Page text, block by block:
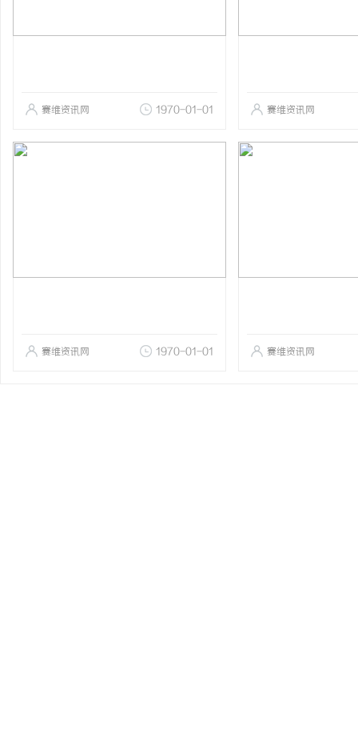
赛维资讯网 1970-01-01 赛维资讯网
赛维资讯网 1970-01-01 赛维资讯网